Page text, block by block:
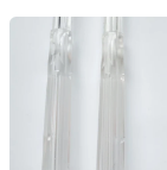
Qingdao
Shandong,